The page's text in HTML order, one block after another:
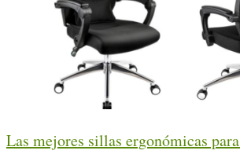
Las mejores sillas ergonómicas